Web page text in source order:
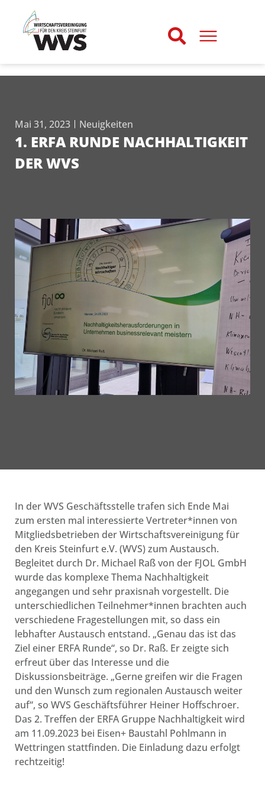
Mai 31, 2023 Neuigkeiten
1. ERFA RUNDE NACHHALTIGKEIT
DER WVS
In der WVS Geschäftsstelle trafen sich Ende Mai
zum ersten mal interessierte Vertreter*innen von
Mitgliedsbetrieben der Wirtschaftsvereinigung für
den Kreis Steinfurt e.V. (WVS) zum Austausch.
Begleitet durch Dr. Michael Raß von der FJOL GmbH
wurde das komplexe Thema Nachhaltigkeit
angegangen und sehr praxisnah vorgestellt. Die
unterschiedlichen Teilnehmer*innen brachten auch
verschiedene Fragestellungen mit, so dass ein
lebhafter Austausch entstand. „Genau das ist das
Ziel einer ERFA Runde“, so Dr. Raß. Er zeigte sich
erfreut über das Interesse und die
Diskussionsbeiträge. „Gerne greifen wir die Fragen
und den Wunsch zum regionalen Austausch weiter
auf“, so WVS Geschäftsführer Heiner Hoffschroer.
Das 2. Treffen der ERFA Gruppe Nachhaltigkeit wird
am 11.09.2023 bei Eisen+ Baustahl Pohlmann in
Wettringen stattfinden. Die Einladung dazu erfolgt
rechtzeitig!